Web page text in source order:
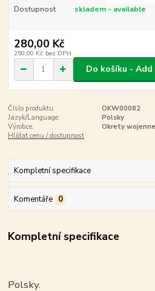
Dostupnost skladem - available
280,00 Kč
250,00 Kč bez DPH
Do košíku -
Číslo produktu:
OKW00082
Jazyk/Language:
Polsky
Výrobce:
Okrety wojenne
Hlídat cenu / dostupnost
Kompletní specifikace
Komentáře 0
Kompletní specifikace
Polsky.